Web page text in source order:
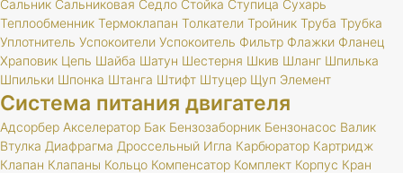
Сальник Сальниковая Седло Стойка Ступица Сухарь
Теплообменник Термоклапан Толкатели Тройник Труба Трубка
Уплотнитель Успокоители Успокоитель Фильтр Флажки Фланец
Храповик Цепь Шайба Шатун Шестерня Шкив Шланг Шпилька
Шпильки Шпонка Штанга Штифт Штуцер Щуп Элемент
Система питания двигателя
Адсорбер Акселератор Бак Бензозаборник Бензонасос Валик
Втулка Диафрагма Дроссельный Игла Карбюратор Картридж
Клапан Клапаны Кольцо Компенсатор Комплект Корпус Кран